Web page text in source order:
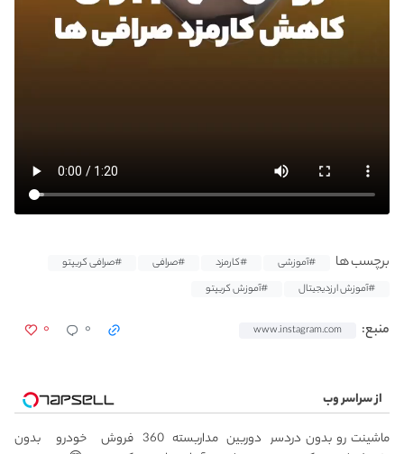
برچسب ها #آموزشی #کارمزد #صرافی
#صرافی کریپتو
#آموزش ارزدیجیتال
#آموزش کریپتو
منبع: www.instagram.com ۰ ۰
از سراسر وب
ماشینت رو بدون دردسر
دوربین مداربسته 360 فروش خودرو بدون